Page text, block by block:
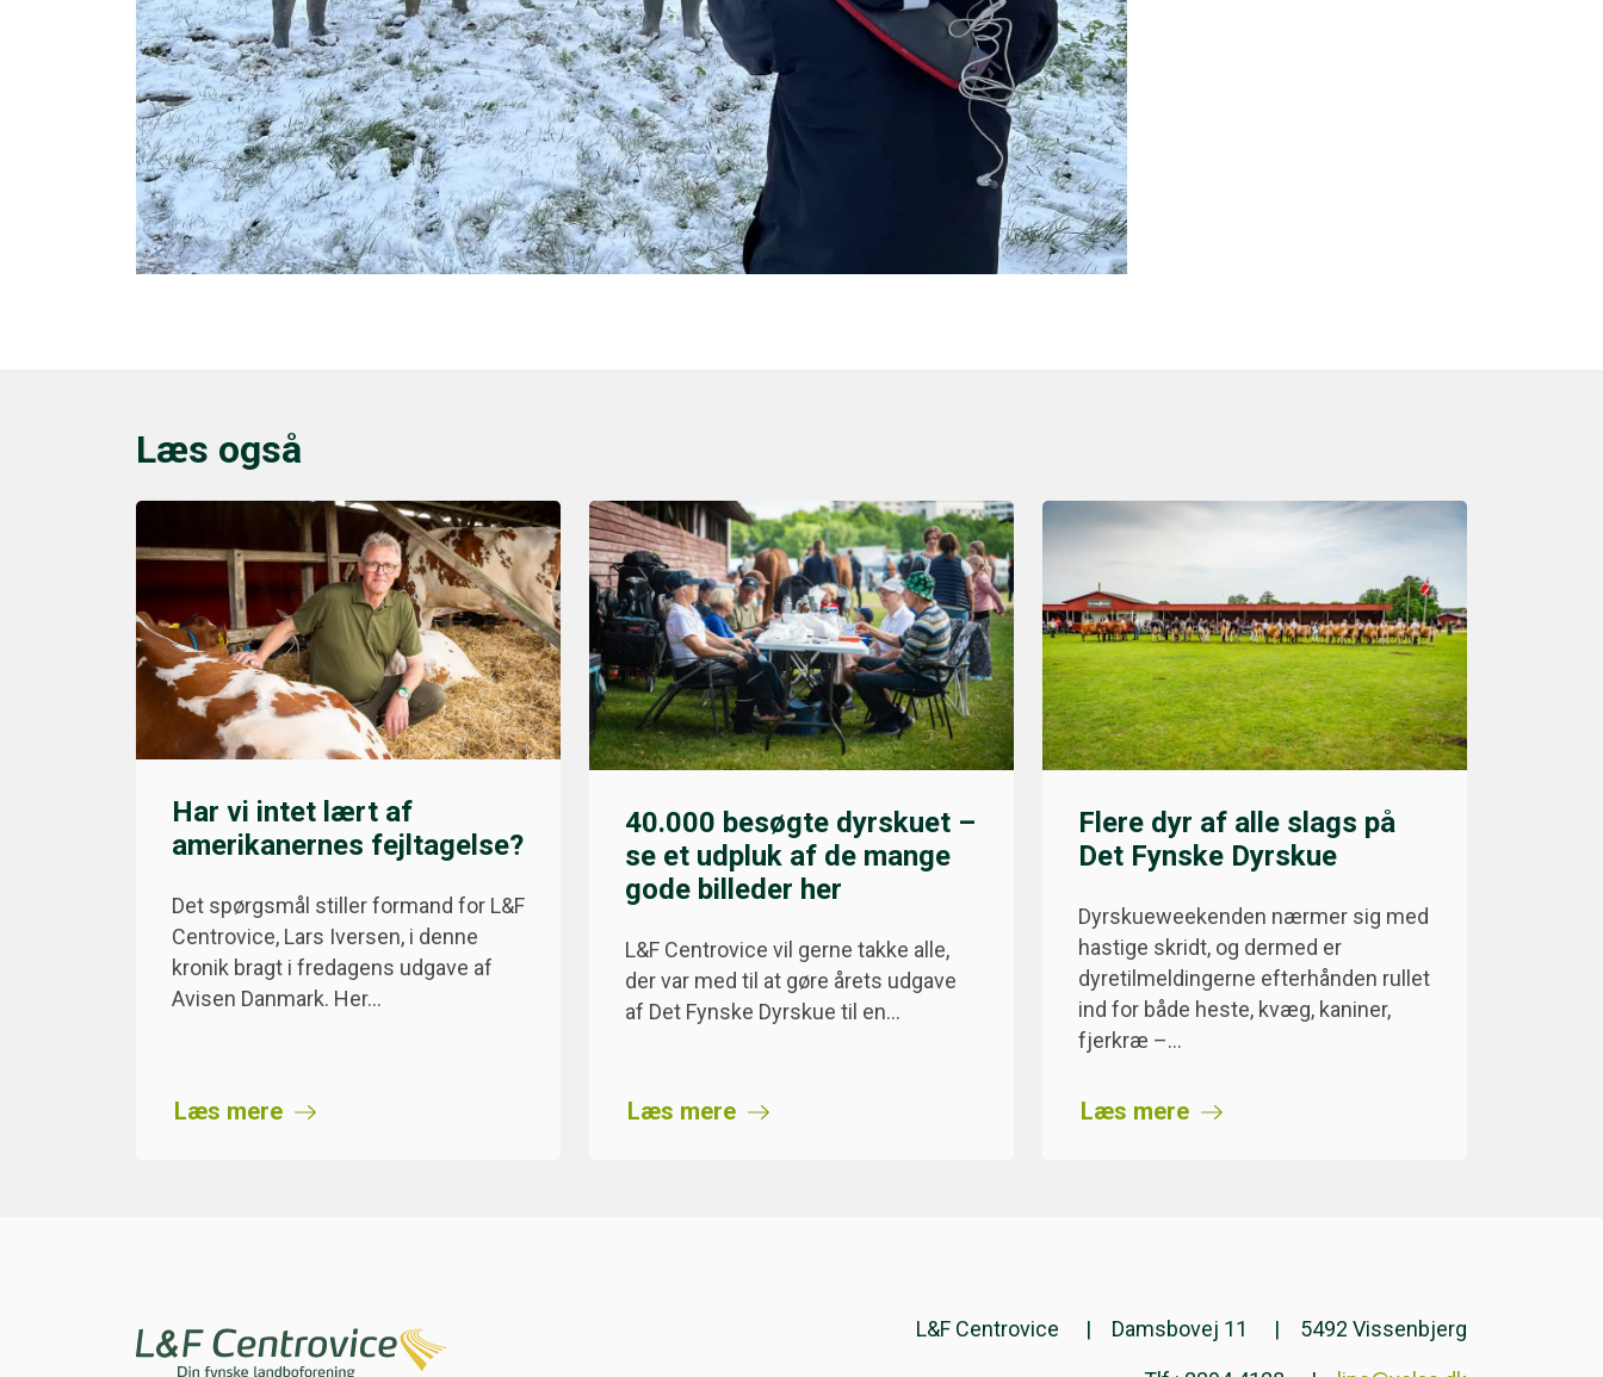
Læs også
Har vi intet lært af
amerikanernes fejltagelse?
Det spørgsmål stiller formand for L&F
Centrovice, Lars Iversen, i denne
kronik bragt i fredagens udgave af
Avisen Danmark. Her…
Læs mere
40.000 besøgte dyrskuet –
se et udpluk af de mange
gode billeder her
L&F Centrovice vil gerne takke alle,
der var med til at gøre årets udgave
af Det Fynske Dyrskue til en…
Læs mere
Flere dyr af alle slags på
Det Fynske Dyrskue
Dyrskueweekenden nærmer sig med
hastige skridt, og dermed er
dyretilmeldingerne efterhånden rullet
ind for både heste, kvæg, kaniner,
fjerkræ –…
Læs mere
L&F Centrovice Damsbovej 11 5492 Vissenbjerg